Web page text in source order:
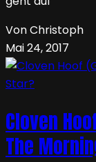
Von Christoph
Mai 24, 2017
Cloven
The